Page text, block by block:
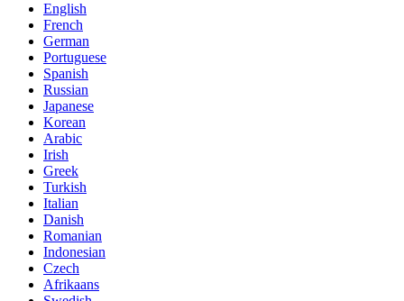
English
French
German
Portuguese
Spanish
Russian
Japanese
Korean
Arabic
Irish
Greek
Turkish
Italian
Danish
Romanian
Indonesian
Czech
Afrikaans